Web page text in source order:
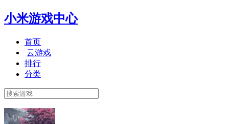
小米游戏中心
首页
云游戏
排行
分类